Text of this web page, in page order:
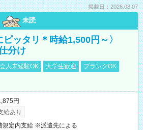
掲載日：2026.08.07
未読
ピッタリ＊時給1,500円～〉
分け
人未経験OK 大学生歓迎
ブランクOK
円
給あり
規定内支給 ※派遣先による